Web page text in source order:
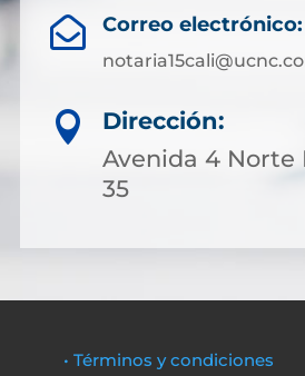
 Correo electrónico:

Dirección:
Avenida 4 Norte
35
• Términos y condiciones